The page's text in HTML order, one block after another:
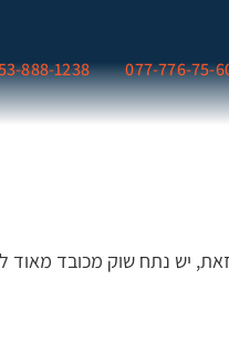
077-776-75-
888-1238
יש נתח שוק מכובד מאוד